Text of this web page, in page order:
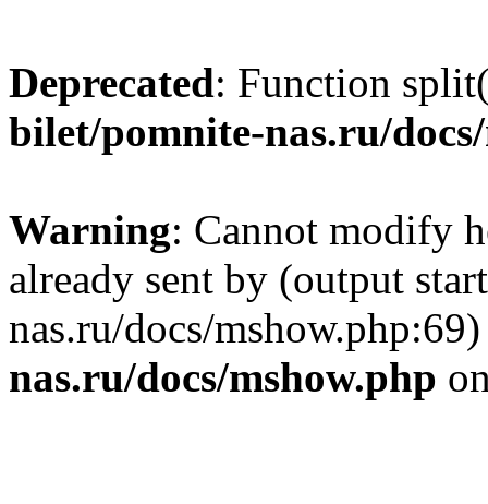
Deprecated: Function
bilet/pomnite-nas.ru/
Warning: Cannot modify
already sent by (output
nas.ru/docs/
nas.ru/docs/mshow.php